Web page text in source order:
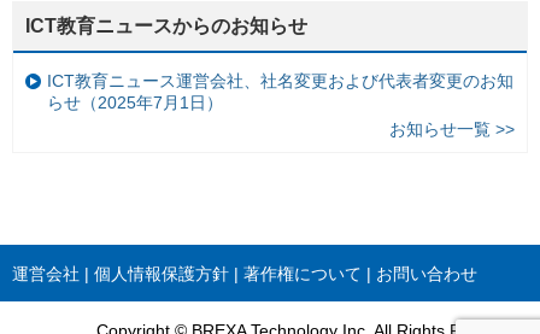
ICT教育ニュースからのお知らせ
ICT教育ニュース運営会社、社名変更および代表者変更のお知
らせ（2025年7月1日）
お知らせ一覧 >>
運営会社 個人情報保護方針 著作権について お問い合わせ
Copyright © BREXA Technology Inc. All Rights Reserved.